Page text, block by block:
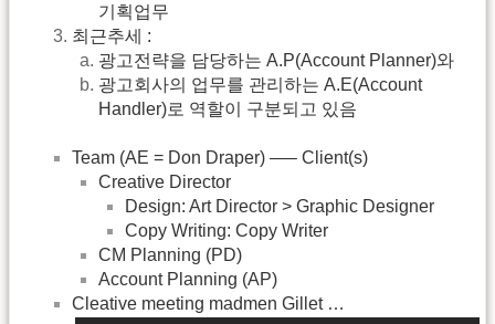
기획업무
최근추세 :
광고전략을 담당하는 A.P(Account Planner)와
광고회사의 업무를 관리하는 A.E(Account
Handler)로 역할이 구분되고 있음
Team (AE = Don Draper) —– Client(s)
Creative Director
Design: Art Director > Graphic Designer
Copy Writing: Copy Writer
CM Planning (PD)
Account Planning (AP)
Cleative meeting madmen Gillet …